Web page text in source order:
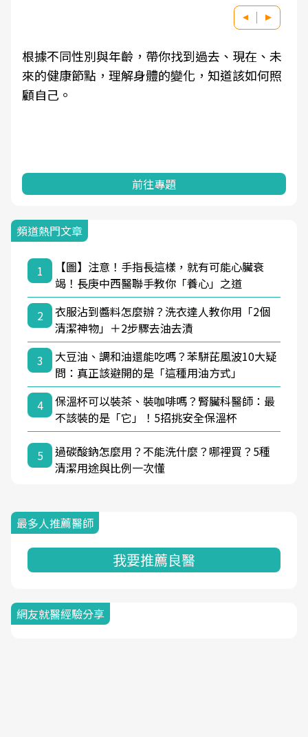
根據不同性別與年齡，帶你找到過去、現在、未
來的健康節點，理解身體的變化，知道該如何照
顧自己。
前往專題
頻道熱門文章
1
【圖】注意！手指長這樣，就有可能心臟衰
竭！長庚中西醫聯手教你「養心」之道
2
衣服沾到醬料怎麼辦？洗衣達人教你用「2個
清潔神物」＋2步驟去油去漬
3
大豆油、調和油還能吃嗎？苯駢芘風波10大疑
問：真正該避開的是「這種用油方式」
4
保溫杯可以裝茶、裝咖啡嗎？腎臟科醫師：最
不該裝的是「它」！5招挑安全保溫杯
5
過碳酸鈉怎麼用？不能洗什麼？哪裡買？5種
清潔用途與比例一次懂
最多人推薦醫師
我要推薦良醫
網友就醫經驗分享